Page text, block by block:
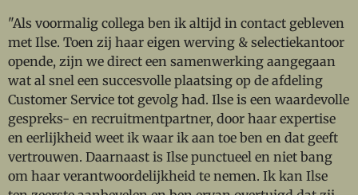
"Als voormalig collega ben ik altijd in contact gebleven
met Ilse. Toen zij haar eigen werving & selectiekantoor
opende, zijn we direct een samenwerking aangegaan
wat al snel een succesvolle plaatsing op de afdeling
Customer Service tot gevolg had. Ilse is een waardevolle
gespreks- en recruitmentpartner, door haar expertise
en eerlijkheid weet ik waar ik aan toe ben en dat geeft
vertrouwen. Daarnaast is Ilse punctueel en niet bang
om haar verantwoordelijkheid te nemen. Ik kan Ilse